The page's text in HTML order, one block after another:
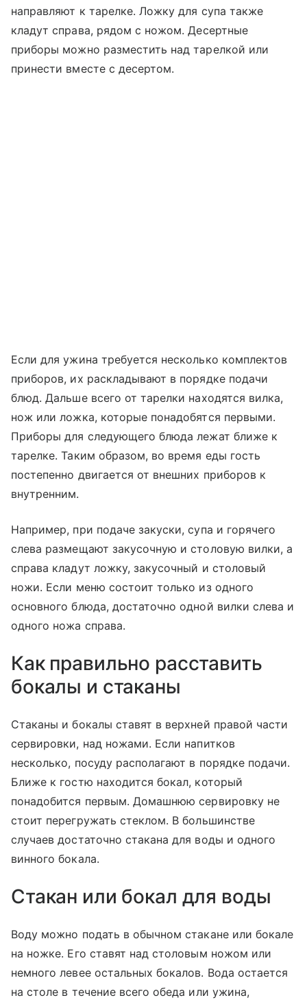
направляют к тарелке. Ложку для супа также
кладут справа, рядом с ножом. Десертные
приборы можно разместить над тарелкой или
принести вместе с десертом.
Если для ужина требуется несколько комплектов
приборов, их раскладывают в порядке подачи
блюд. Дальше всего от тарелки находятся вилка,
нож или ложка, которые понадобятся первыми.
Приборы для следующего блюда лежат ближе к
тарелке. Таким образом, во время еды гость
постепенно двигается от внешних приборов к
внутренним.
Например, при подаче закуски, супа и горячего
слева размещают закусочную и столовую вилки, а
справа кладут ложку, закусочный и столовый
ножи. Если меню состоит только из одного
основного блюда, достаточно одной вилки слева и
одного ножа справа.
Как правильно расставить
бокалы и стаканы
Стаканы и бокалы ставят в верхней правой части
сервировки, над ножами. Если напитков
несколько, посуду располагают в порядке подачи.
Ближе к гостю находится бокал, который
понадобится первым. Домашнюю сервировку не
стоит перегружать стеклом. В большинстве
случаев достаточно стакана для воды и одного
винного бокала.
Стакан или бокал для воды
Воду можно подать в обычном стакане или бокале
на ножке. Его ставят над столовым ножом или
немного левее остальных бокалов. Вода остается
на столе в течение всего обеда или ужина,